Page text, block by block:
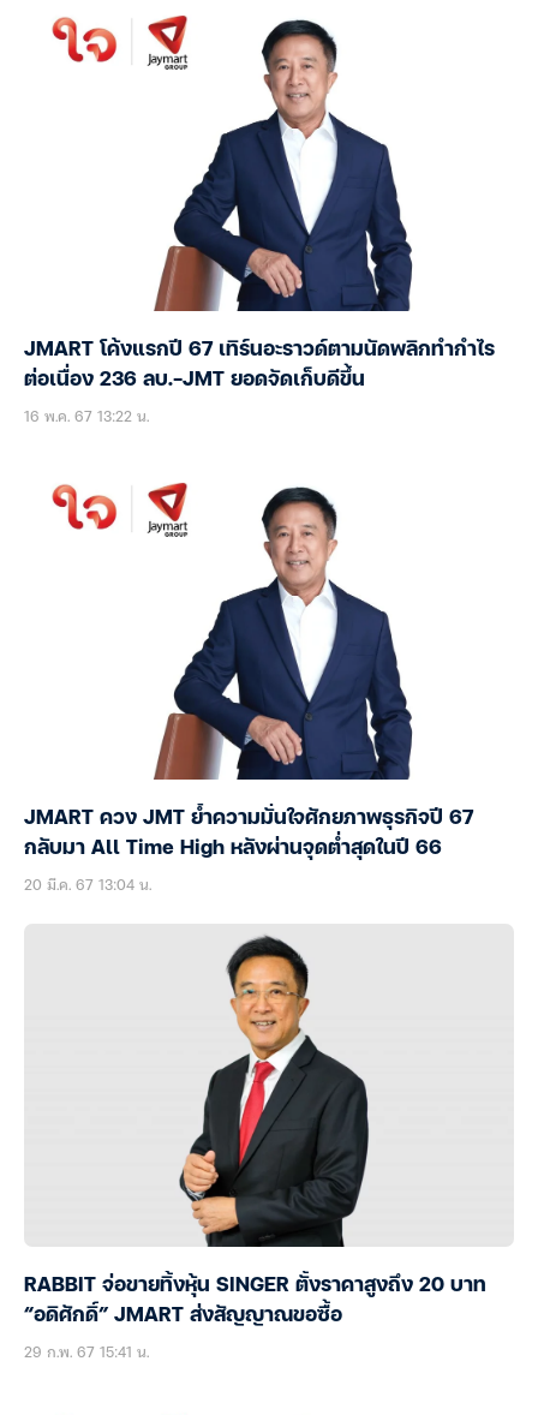
JMART โค้งแรกปี 67 เทิร์นอะราวด์ตามนัดพลิกทำกำไร
ต่อเนื่อง 236 ลบ.-JMT ยอดจัดเก็บดีขึ้น
16 พ.ค. 67 13:22 น.
JMART ควง JMT ย้ำความมั่นใจศักยภาพธุรกิจปี 67
กลับมา All Time High หลังผ่านจุดต่ำสุดในปี 66
20 มี.ค. 67 13:04 น.
RABBIT จ่อขายทิ้งหุ้น SINGER ตั้งราคาสูงถึง 20 บาท
“อดิศักดิ์” JMART ส่งสัญญาณขอซื้อ
29 ก.พ. 67 15:41 น.